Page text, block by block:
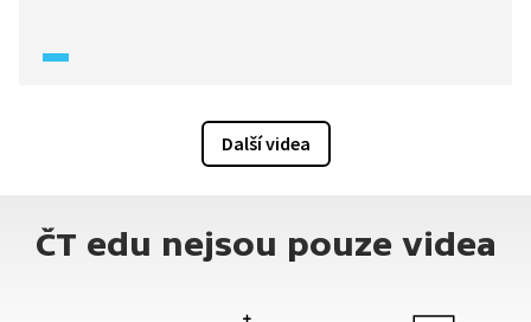
Další videa
ČT edu nejsou pouze videa